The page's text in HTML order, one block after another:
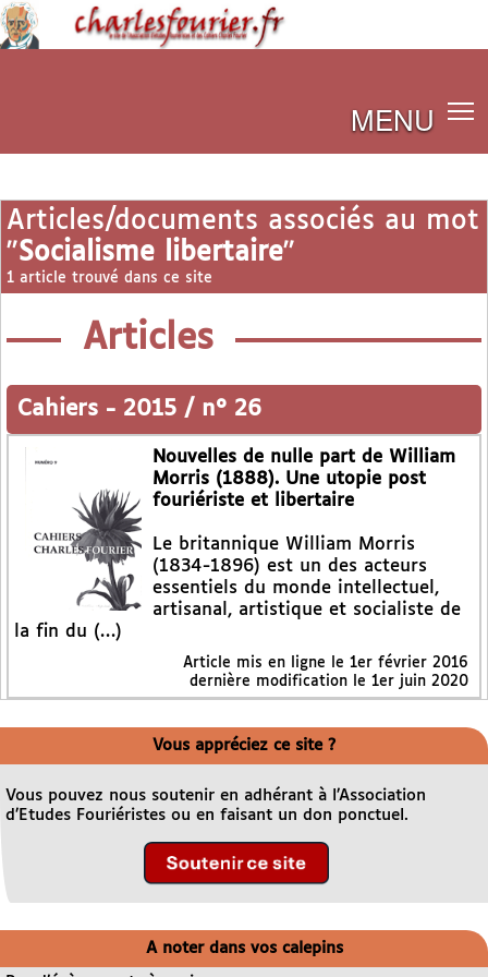
MENU
Articles/documents associés au mot
"Socialisme libertaire"
1 article trouvé dans ce site
Articles
Cahiers - 2015 / n° 26
Nouvelles de nulle part de William
Morris (1888). Une utopie post
fouriériste et libertaire
Le britannique William Morris
(1834-1896) est un des acteurs
essentiels du monde intellectuel,
artisanal, artistique et socialiste de
la fin du (…)
Article mis en ligne le 1er février 2016
dernière modification le 1er juin 2020
Vous appréciez ce site ?
Vous pouvez nous soutenir en adhérant à l’Association
d’Etudes Fouriéristes ou en faisant un don ponctuel.
A noter dans vos calepins